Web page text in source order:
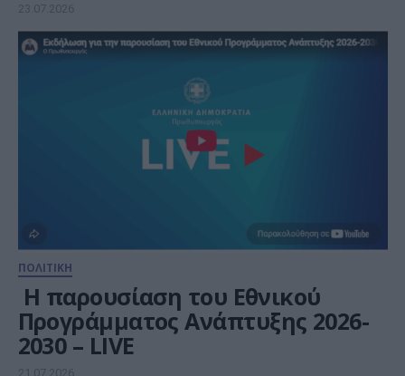
συστήματα
23.07.2026
ΠΟΛΙΤΙΚΗ
H παρουσίαση του Εθνικού
Προγράμματος Ανάπτυξης 2026-
2030 – LIVE
21.07.2026